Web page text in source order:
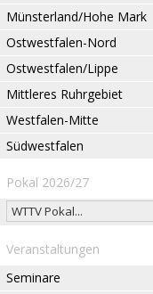
Münsterland/Hohe Mark
Ostwestfalen-Nord
Ostwestfalen/Lippe
Mittleres Ruhrgebiet
Westfalen-Mitte
Südwestfalen
Pokal 2026/27
Veranstaltungen
Seminare